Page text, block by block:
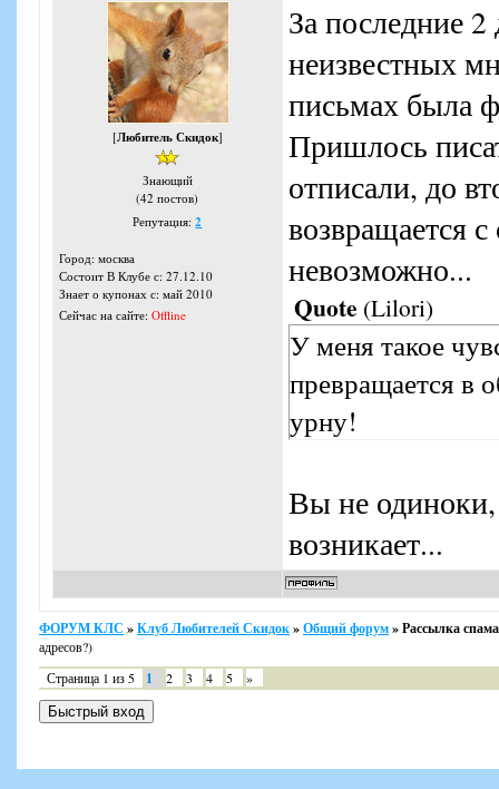
[Любитель Скидок]
Знающий
(42 постов)
Репутация:2
Город: москва
Состоит В Клубе с: 27.12.10
Знает о купонах с: май 2010
Сейчас на сайте: Offline
За последние
неизвестных
письмах была
Пришлось
отписали, до
возвращается
невозможно...
Quote (Lilori)
У меня такое
превращается в
урну!
Вы не
возникает...
ФОРУМ КЛС »Клуб Любителей Скидок»Общий форум»Рассылка
адресов?)
Страница 1 из 5 1 2 3 4 5 »